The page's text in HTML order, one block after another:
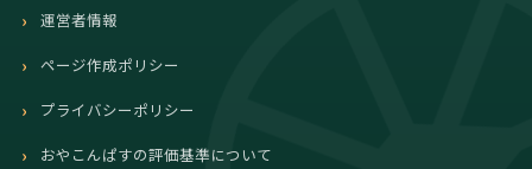
運営者情報
ページ作成ポリシー
プライバシーポリシー
おやこんぱすの評価基準について